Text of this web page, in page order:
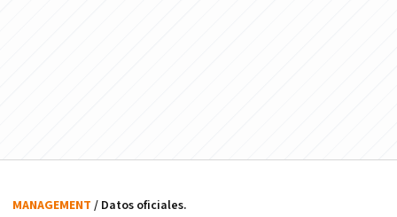
MANAGEMENT / Datos oficiales.